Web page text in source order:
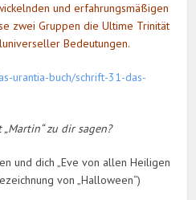
und erfahrungsmäßigen
zwei Gruppen die Ultime Trinität
Bedeutungen.
urantia-buch/schrift-31-das-
zu dir sagen?
und dich „Eve von allen Heiligen
von „Halloween“)